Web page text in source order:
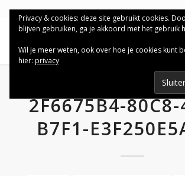
2F6675B4-
B7F1-
Privacy & cookies: deze site gebruikt cookies.
blijven gebruiken, ga je akkoord met het gebruik
Wil je meer weten, ook over hoe je cookies kunt
hier: privacy